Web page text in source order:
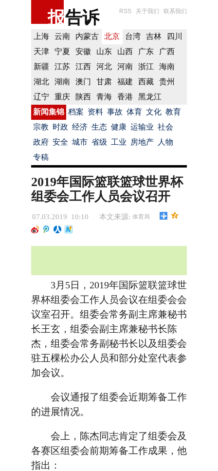
报告诉 RSS 关于我们 联系我们
上海 云南 内蒙古 北京 台湾 吉林
四川
天津
宁夏 安徽 山东 山西 广东
广西
新疆
江苏 江西 河北 河南 浙江
海南
湖北
湖南 澳门 甘肃 福建 西藏
贵州
辽宁
重庆 陕西 青海 香港
黑龙江
新闻集锦 档案 资料 事故 体育 文化 教育
宗教 时政 经济 生态 健康 运输业 社会
政府 安全 城市 省级 工业 房地产
人物
专稿
2019年国际篮联篮球世界杯
组委会工作人员会议召开
07.03.2019 10:10 本文来源: 体育局
3月5日，2019年国际篮联篮球世
界杯组委会工作人员会议在组委会会
议室召开。组委会常务副主席兼秘书
长王玄，组委会副主席兼秘书长陈
杰，组委会常务副秘书长以及组委会
驻五棵松办公人员和部分处室代表参
加会议。
会议通报了组委会近期筹备工作
的进展情况。
会上，陈杰同志肯定了组委会及
各赛区组委会前期筹备工作成果，他
指出：